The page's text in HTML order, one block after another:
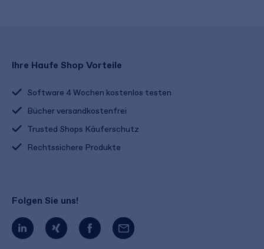
Ihre Haufe Shop Vorteile
Software 4 Wochen kostenlos testen
Bücher versandkostenfrei
Trusted Shops Käuferschutz
Rechtssichere Produkte
Folgen Sie uns!